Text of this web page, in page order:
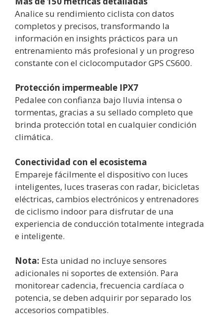
Analice su rendimiento ciclista con datos
completos y precisos, transformando la
información en insights prácticos para un
entrenamiento más profesional y un progreso
constante con el ciclocomputador GPS CS600.
Protección impermeable IPX7
Pedalee con confianza bajo lluvia intensa o
tormentas, gracias a su sellado completo que
brinda protección total en cualquier condición
climática.
Conectividad con el ecosistema
Empareje fácilmente el dispositivo con luces
inteligentes, luces traseras con radar, bicicletas
eléctricas, cambios electrónicos y entrenadores
de ciclismo indoor para disfrutar de una
experiencia de conducción totalmente integrada
e inteligente.
Nota: Esta unidad no incluye sensores
adicionales ni soportes de extensión. Para
monitorear cadencia, frecuencia cardíaca o
potencia, se deben adquirir por separado los
accesorios compatibles.